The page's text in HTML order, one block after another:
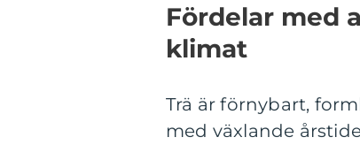
Fördelar med
klimat
Trä är förnybart,
med växlande